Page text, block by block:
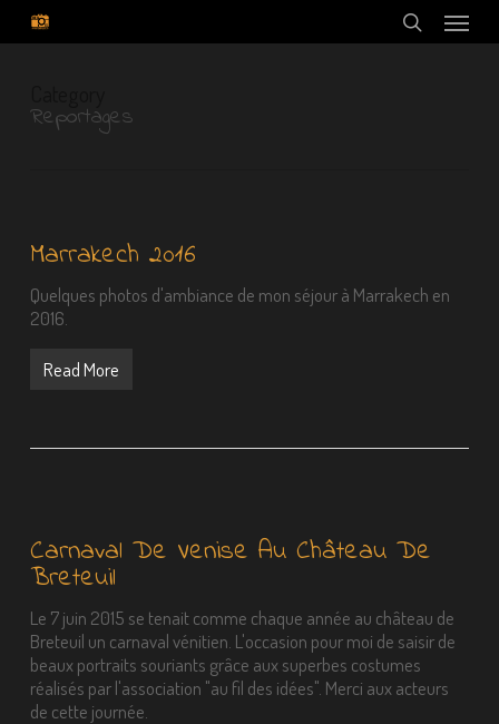
search
Menu
Reportages
Marrakech 2016
Quelques photos d'ambiance de mon séjour à Marrakech en
2016.
Read More
Carnaval De Venise Au Château De
Breteuil
Le 7 juin 2015 se tenait comme chaque année au château de
Breteuil un carnaval vénitien. L'occasion pour moi de saisir de
beaux portraits souriants grâce aux superbes costumes
réalisés par l'association "au fil des idées". Merci aux acteurs
de cette journée.